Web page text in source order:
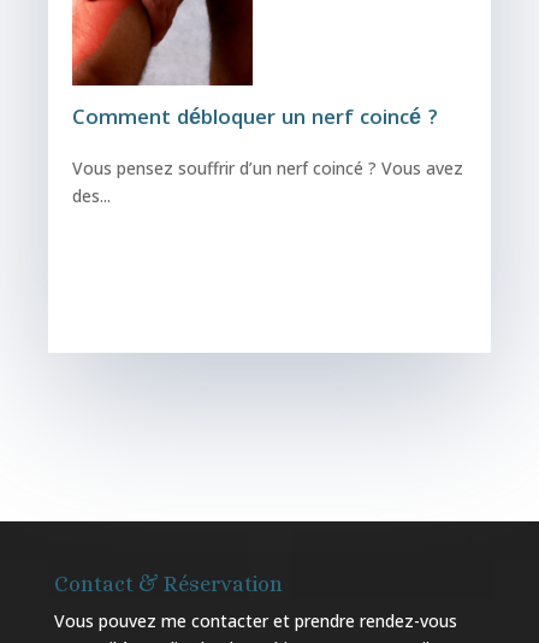
Comment débloquer un nerf coincé ?
Vous pensez souffrir d’un nerf coincé ? Vous avez
des...
Contact & Réservation
Vous pouvez me contacter et prendre rendez-vous